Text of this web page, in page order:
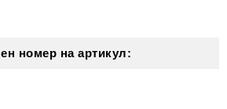
номер на артикул: